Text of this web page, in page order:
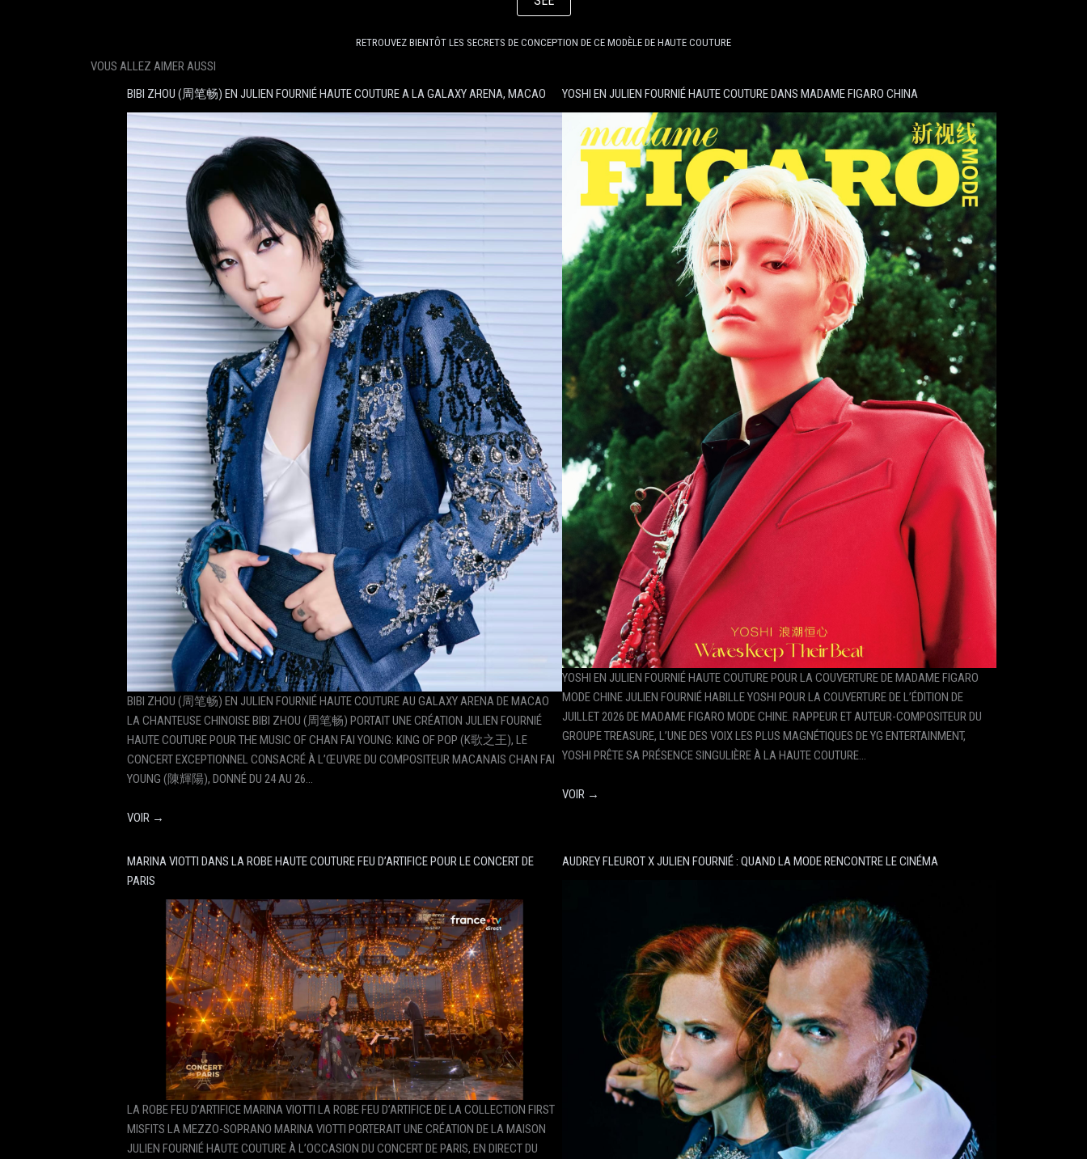
RETROUVEZ BIENTÔT LES SECRETS DE CONCEPTION DE CE MODÈLE DE HAUTE COUTURE
VOUS ALLEZ AIMER AUSSI
BIBI ZHOU (周笔畅) EN JULIEN FOURNIÉ HAUTE COUTURE A LA GALAXY ARENA, MACAO
BIBI ZHOU (周笔畅) EN JULIEN FOURNIÉ HAUTE COUTURE AU GALAXY ARENA DE MACAO
LA CHANTEUSE CHINOISE BIBI ZHOU (周笔畅) PORTAIT UNE CRÉATION JULIEN FOURNIÉ
HAUTE COUTURE POUR THE MUSIC OF CHAN FAI YOUNG: KING OF POP (K歌之王), LE
CONCERT EXCEPTIONNEL CONSACRÉ À L’ŒUVRE DU COMPOSITEUR MACANAIS CHAN FAI
YOUNG (陳輝陽), DONNÉ DU 24 AU 26…
VOIR →
YOSHI EN JULIEN FOURNIÉ HAUTE COUTURE DANS MADAME FIGARO CHINA
YOSHI EN JULIEN FOURNIÉ HAUTE COUTURE POUR LA COUVERTURE DE MADAME FIGARO
MODE CHINE JULIEN FOURNIÉ HABILLE YOSHI POUR LA COUVERTURE DE L’ÉDITION DE
JUILLET 2026 DE MADAME FIGARO MODE CHINE. RAPPEUR ET AUTEUR-COMPOSITEUR DU
GROUPE TREASURE, L’UNE DES VOIX LES PLUS MAGNÉTIQUES DE YG ENTERTAINMENT,
YOSHI PRÊTE SA PRÉSENCE SINGULIÈRE À LA HAUTE COUTURE…
VOIR →
MARINA VIOTTI DANS LA ROBE HAUTE COUTURE FEU D’ARTIFICE POUR LE CONCERT DE
PARIS
LA ROBE FEU D’ARTIFICE MARINA VIOTTI LA ROBE FEU D’ARTIFICE DE LA COLLECTION FIRST
MISFITS LA MEZZO-SOPRANO MARINA VIOTTI PORTERAIT UNE CRÉATION DE LA MAISON
JULIEN FOURNIÉ HAUTE COUTURE À L’OCCASION DU CONCERT DE PARIS, EN DIRECT DU
AUDREY FLEUROT X JULIEN FOURNIÉ : QUAND LA MODE RENCONTRE LE CINÉMA